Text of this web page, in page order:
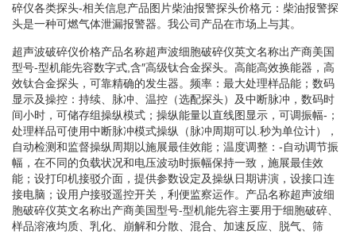
碎仪各类探头-相关信息产品图片柴油报警探头价格元：柴油报警探
头是一种可燃气体泄漏报警器。我公司产品在市场上与其。
超声波破碎仪价格产品名称超声波细胞破碎仪英文名称出产商美国
型号-型机能先容数字式,含″高级钛合金探头。高能高效换能器，高
效钛合金探头，可靠精确的发生器。频率：最大处理样品能；数码
显示及操控：持续、脉冲、温控（选配探头）及中断脉冲，数码时
间小时，可储存组操纵模式；操纵能量以直线图显示，可调振幅-；
处理样品可使用中断脉冲模式操纵（脉冲周期可以.秒为单位计），
自动检测和监督操纵周期以施展最佳效能；温度调整：-自动调节振
幅，在不同的负载状况和电压波动时振幅保持一致，施展最佳效
能；设打印机接驳介面，提供参数设定及操纵日期讲演，设接口连
接电脑；设用户接驳遥控开关，利便监察运作。产品名称超声波细
胞破碎仪英文名称出产商美国型号-型机能先容主要用于细胞破碎、
样品溶液均质、乳化、崩解和分散、混合、加速反应、脱气、筛